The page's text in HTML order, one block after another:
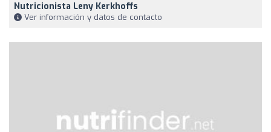
Nutricionista Leny Kerkhoffs
Ver información y datos de contacto